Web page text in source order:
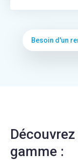
Besoin d'un
gamme :